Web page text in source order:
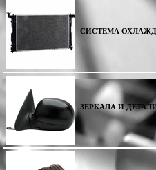
СИСТЕМА
ЗЕРКАЛА И